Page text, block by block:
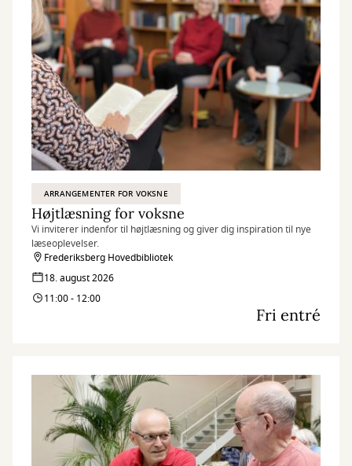
ARRANGEMENTER FOR VOKSNE
Højtlæsning for voksne
Vi inviterer indenfor til højtlæsning og giver dig inspiration til nye
læseoplevelser.
Frederiksberg Hovedbibliotek
18. august 2026
11:00 - 12:00
Fri entré